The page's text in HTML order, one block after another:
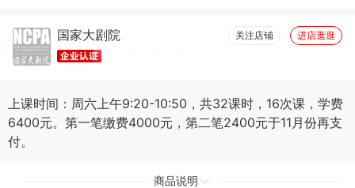
国家大剧院 关注店铺 进店逛逛
上课时间：周六上午9:20-10:50，共32课时，16次课，学费
6400元。第一笔缴费4000元，第二笔2400元于11月份再支
付。
商品说明